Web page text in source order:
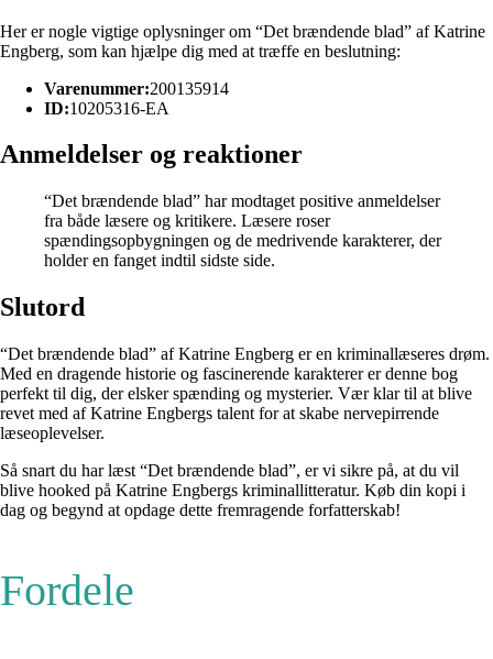
Her er nogle vigtige oplysninger om “Det brændende blad” af Katrine
Engberg, som kan hjælpe dig med at træffe en beslutning:
Varenummer:200135914
ID:10205316-EA
Anmeldelser og reaktioner
“Det brændende blad” har modtaget positive anmeldelser
fra både læsere og kritikere. Læsere roser
spændingsopbygningen og de medrivende karakterer, der
holder en fanget indtil sidste side.
Slutord
“Det brændende blad” af Katrine Engberg er en kriminallæseres drøm.
Med en dragende historie og fascinerende karakterer er denne bog
perfekt til dig, der elsker spænding og mysterier. Vær klar til at blive
revet med af Katrine Engbergs talent for at skabe nervepirrende
læseoplevelser.
Så snart du har læst “Det brændende blad”, er vi sikre på, at du vil
blive hooked på Katrine Engbergs kriminallitteratur. Køb din kopi i
dag og begynd at opdage dette fremragende forfatterskab!
Fordele